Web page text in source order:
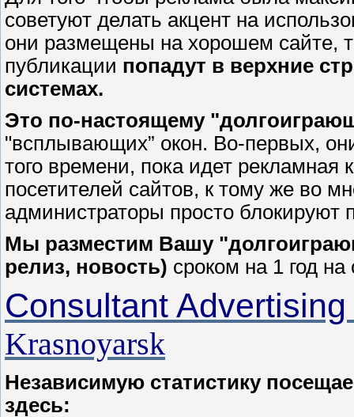
советуют делать акцент на
они размещены на хорошем сайте,
публикации попадут в верхние
системах.
Это по-настоящему
"всплывающих” окон. Во-первых,
того времени, пока идет
посетителей сайтов, к тому же во
администраторы просто блокируют
Мы разместим Вашу
релиз, новость) сроком на 1 год
Consultant
Krasnoyarsk
Независимую статистику
здесь: